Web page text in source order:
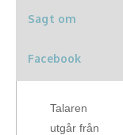
Hälsa, friskvård
Innovation,
intraprenörskap
Sagt om
Facebook
Talaren
utgår från